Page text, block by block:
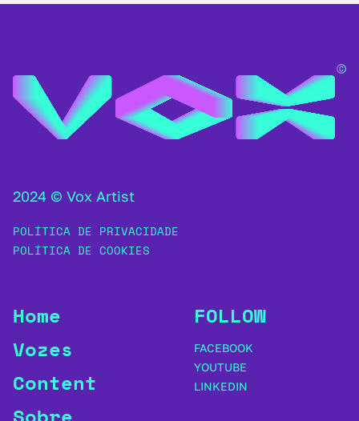
2024 © Vox Artist
POLÍTICA DE PRIVACIDADE
POLÍTICA DE COOKIES
Home
Vozes
Content
FOLLOW
FACEBOOK
YOUTUBE
LINKEDIN